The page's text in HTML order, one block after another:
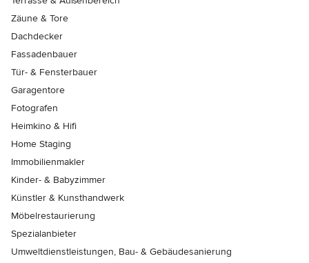
Zäune & Tore
Dachdecker
Fassadenbauer
Tür- & Fensterbauer
Garagentore
Fotografen
Heimkino & Hifi
Home Staging
Immobilienmakler
Kinder- & Babyzimmer
Künstler & Kunsthandwerk
Möbelrestaurierung
Spezialanbieter
Umweltdienstleistungen, Bau- & Gebäudesanierung